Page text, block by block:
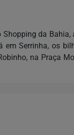
da Bahia,
em Serrinha, os
na Praça